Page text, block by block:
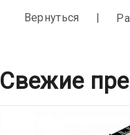
Вернуться
Свежие